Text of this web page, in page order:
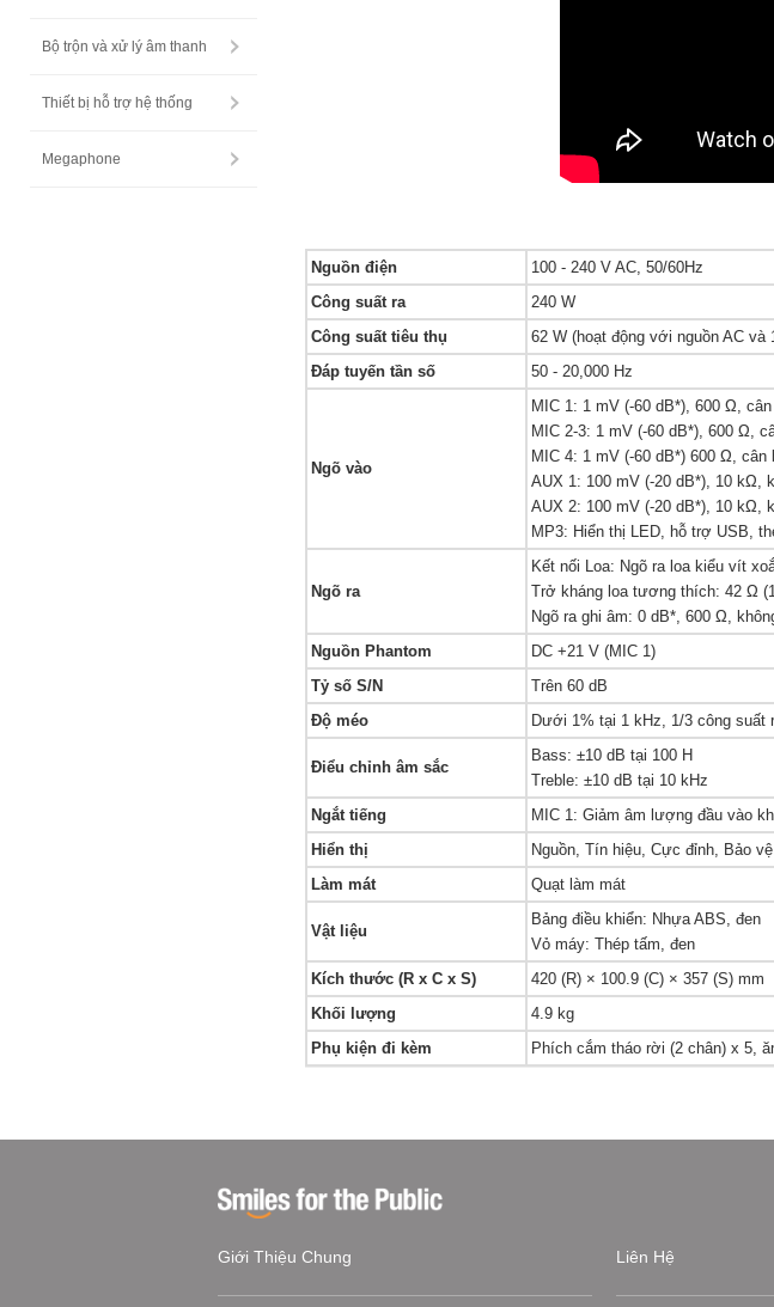
Nguồn điện
100 - 240 V AC, 50/60Hz
Công suất ra
240 W
Công suất tiêu thụ
62 W (hoạt động với nguồn AC và
Đáp tuyến tần số
50 - 20,000 Hz
Ngõ vào
MIC 1: 1 mV (-60 dB*), 600 Ω,
MIC 2-3: 1 mV (-60 dB*), 600 Ω,
MIC 4: 1 mV (-60 dB*) 600 Ω,
AUX 1: 100 mV (-20 dB*), 10 kΩ,
AUX 2: 100 mV (-20 dB*), 10 kΩ,
MP3: Hiển thị LED, hỗ trợ USB,
Ngõ ra
Kết nối Loa: Ngõ ra loa kiểu vít
Trở kháng loa tương thích: 42 Ω
Ngõ ra ghi âm: 0 dB*, 600 Ω,
Nguồn Phantom
DC +21 V (MIC 1)
Tỷ số S/N
Trên 60 dB
Độ méo
Dưới 1% tại 1 kHz, 1/3 công suất
Điểu chỉnh âm sắc
Bass: ±10 dB tại 100 H
Treble: ±10 dB tại 10 kHz
Ngắt tiếng
MIC 1: Giảm âm lượng đầu vào
Hiển thị
Nguồn, Tín hiệu, Cực đỉnh, Bảo vệ
Làm mát
Quạt làm mát
Vật liệu
Bảng điều khiển: Nhựa ABS, đen
Vỏ máy: Thép tấm, đen
Kích thước (R x C x S)
420 (R) × 100.9 (C) × 357 (S) mm
Khối lượng
4.9 kg
Phụ kiện đi kèm
Phích cắm tháo rời (2 chân) x 5,
Bộ trộn và xử lý âm thanh
Thiết bị hỗ trợ hệ thống
Megaphone
Giới Thiệu Chung Liên Hệ